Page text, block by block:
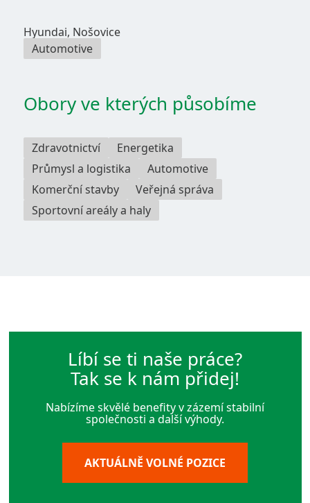
Hyundai, Nošovice
Automotive
Obory ve kterých působíme
Zdravotnictví
Energetika
Průmysl a logistika
Automotive
Komerční stavby
Veřejná správa
Sportovní areály a haly
Líbí se ti naše práce?
Tak se k nám přidej!
Nabízíme skvělé benefity v zázemí stabilní
společnosti a další výhody.
AKTUÁLNĚ VOLNÉ POZICE